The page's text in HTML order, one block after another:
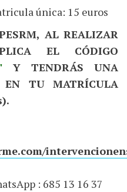
única: 15 euros
AL REALIZAR
EL CÓDIGO
Y TENDRÁS UNA
EN TU MATRÍCULA
: 685 13 16 37